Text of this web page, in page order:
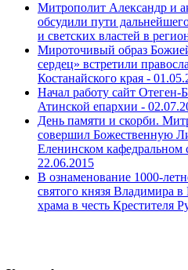
Митрополит Александр и
обсудили пути
и светских властей в
Мироточивый образ
сердец» встретили
Костанайского края -
Начал работу сайт
Атинской епархии -
День памяти и скорби.
совершил Божественную
Еленинском кафедральном
22.06.2015
В ознаменование 1000-
святого князя Владимира в
храма в честь Крестителя